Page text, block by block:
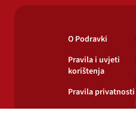
O Podravki
Pravila i uvjeti
korištenja
Pravila privatnosti